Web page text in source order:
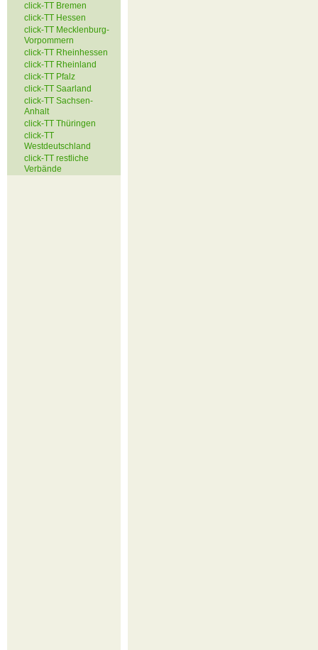
click-TT Bremen
click-TT Hessen
click-TT Mecklenburg-
Vorpommern
click-TT Rheinhessen
click-TT Rheinland
click-TT Pfalz
click-TT Saarland
click-TT Sachsen-
Anhalt
click-TT Thüringen
click-TT
Westdeutschland
click-TT restliche
Verbände